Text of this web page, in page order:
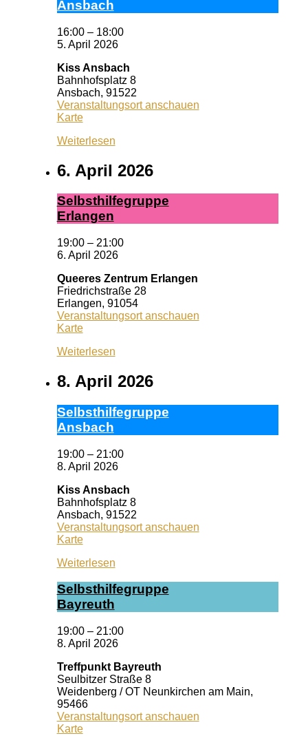
Ans­bach
16:00 – 18:00
5. April 2026
Kiss Ansbach
Bahnhofsplatz 8
Ansbach, 91522
Veranstaltungsort anschauen
KarteKiss
Weiterlesen
6. April 2026
Selbst­hil­fe­grup­pe
Er­lan­gen
19:00 – 21:00
6. April 2026
Queeres Zentrum Erlangen
Friedrichstraße 28
Erlangen, 91054
Veranstaltungsort anschauen
KarteQueeres
Erlangen
Weiterlesen
8. April 2026
Selbst­hil­fe­grup­pe
Ans­bach
19:00 – 21:00
8. April 2026
Kiss Ansbach
Bahnhofsplatz 8
Ansbach, 91522
Veranstaltungsort anschauen
KarteKiss
Weiterlesen
Selbst­hil­fe­grup­pe
Bay­reuth
19:00 – 21:00
8. April 2026
Treffpunkt Bayreuth
Seulbitzer Straße 8
Weidenberg / OT Neunkirchen am Main,
95466
Veranstaltungsort anschauen
KarteTreffpunkt